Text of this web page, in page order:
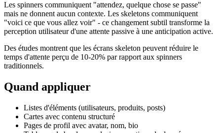
Les spinners communiquent "attendez, quelque chose se passe"
mais ne donnent aucun contexte. Les skeletons communiquent
"voici ce que vous allez voir" - ce changement subtil transforme la
perception utilisateur d'une attente passive à une anticipation active.
Des études montrent que les écrans skeleton peuvent réduire le
temps d'attente perçu de 10-20% par rapport aux spinners
traditionnels.
Quand appliquer
Listes d'éléments (utilisateurs, produits, posts)
Cartes avec contenu structuré
Pages de profil avec avatar, nom, bio